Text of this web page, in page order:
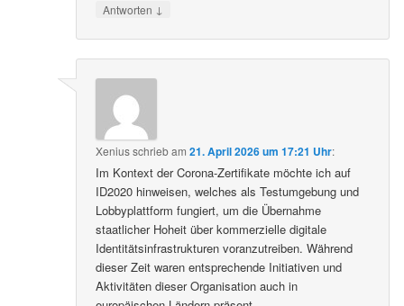
Antworten ↓
Xeniusschriebam21. April 2026 um 17:21 Uhr:
Im Kontext der Corona-Zertifikate möchte ich auf
ID2020 hinweisen, welches als Testumgebung und
Lobbyplattform fungiert, um die Übernahme
staatlicher Hoheit über kommerzielle digitale
Identitätsinfrastrukturen voranzutreiben. Während
dieser Zeit waren entsprechende Initiativen und
Aktivitäten dieser Organisation auch in